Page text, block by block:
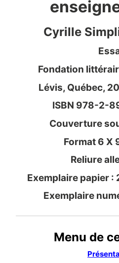
Cyrille
Fondation
Lévis, Québec,
ISBN 978-2-
Couverture
Format 6 X
Reliure
Exemplaire papier :
Exemplaire
Menu de